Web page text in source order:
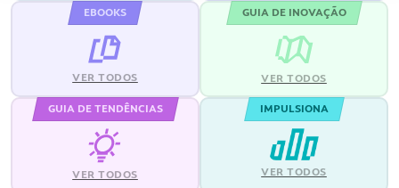
EBOOKS
VER TODOS
GUIA DE INOVAÇÃO
VER TODOS
GUIA DE TENDÊNCIAS
VER TODOS
IMPULSIONA
VER TODOS